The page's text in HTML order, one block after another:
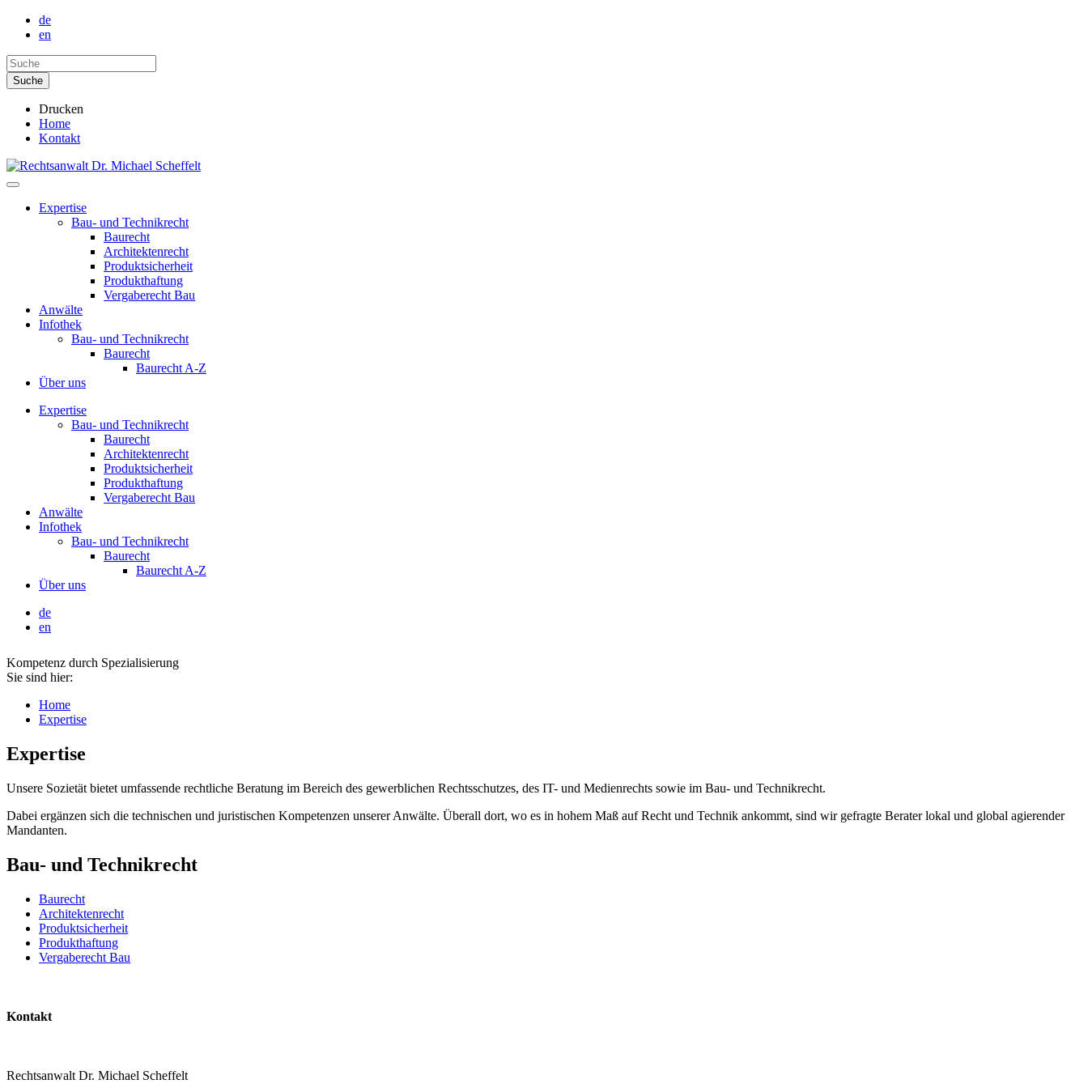
de
en
Drucken
Home
Kontakt
Expertise
Bau- und Technikrecht
Baurecht
Architektenrecht
Produktsicherheit
Produkthaftung
Vergaberecht Bau
Anwälte
Infothek
Bau- und Technikrecht
Baurecht
Baurecht A-Z
Über uns
Expertise
Bau- und Technikrecht
Baurecht
Architektenrecht
Produktsicherheit
Produkthaftung
Vergaberecht Bau
Anwälte
Infothek
Bau- und Technikrecht
Baurecht
Baurecht A-Z
Über uns
de
en
Kompetenz durch Spezialisierung
Sie sind hier:
Home
Expertise
Expertise
Unsere Sozietät bietet umfassende rechtliche Beratung im Bereich des gewerblichen Rechtsschutzes, des IT- und Medienrechts sowie im Bau- und Technikrecht.
Dabei ergänzen sich die technischen und juristischen Kompetenzen unserer Anwälte. Überall dort, wo es in hohem Maß auf Recht und Technik ankommt, sind wir gefragte Berater lokal und global agierender
Mandanten.
Bau- und Technikrecht
Baurecht
Architektenrecht
Produktsicherheit
Produkthaftung
Vergaberecht Bau
Kontakt
Rechtsanwalt Dr. Michael Scheffelt